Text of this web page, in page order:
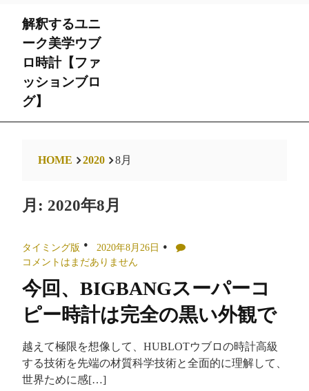
content
解釈するユニ
ーク美学ウブ
ロ時計【ファ
ッションブロ
グ】
HOME 2020 8月
月: 2020年8月
タイミング版
2020年8月26日
コメントはまだありません
今回、BIGBANGスーパーコ
ピー時計は完全の黒い外観で
越えて極限を想像して、HUBLOTウブロの時計高級
する技術を先端の材質科学技術と全面的に理解して、
世界ために感[…]